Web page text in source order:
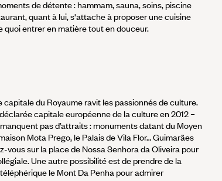
de détente : hammam, sauna, soins, piscine
quant à lui, s'attache à proposer une cuisine
entrer en matière tout en douceur.
du Royaume ravit les passionnés de culture.
capitale européenne de la culture en 2012 –
pas d’attraits : monuments datant du Moyen
Mota Prego, le Palais de Vila Flor… Guimarães
vous sur la place de Nossa Senhora da Oliveira pour
Une autre possibilité est de prendre de la
le Mont Da Penha pour admirer